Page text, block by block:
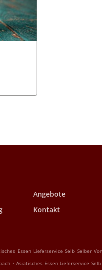
Angebote
Kontakt
Essen Lieferservice Selb Selber
. Asiatisches Essen Lieferservice